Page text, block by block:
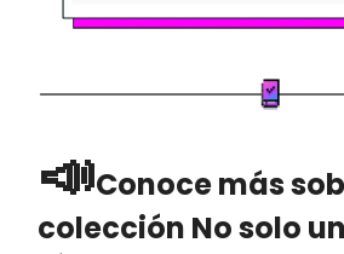
📣Conoce más
colección No solo